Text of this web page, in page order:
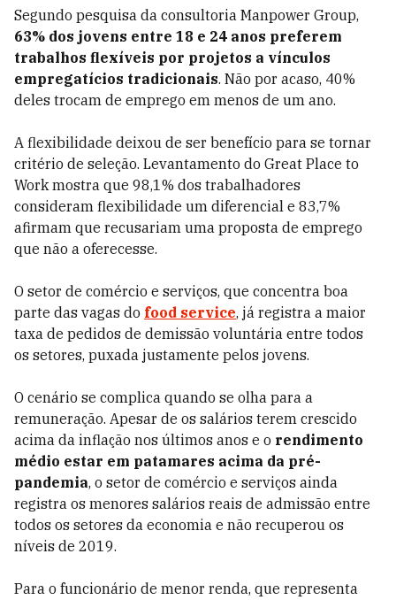
Segundo pesquisa da consultoria Manpower Group,
63% dos jovens entre 18 e 24 anos preferem
trabalhos flexíveis por projetos a vínculos
empregatícios tradicionais. Não por acaso, 40%
deles trocam de emprego em menos de um ano.
A flexibilidade deixou de ser benefício para se tornar
critério de seleção. Levantamento do Great Place to
Work mostra que 98,1% dos trabalhadores
consideram flexibilidade um diferencial e 83,7%
afirmam que recusariam uma proposta de emprego
que não a oferecesse.
O setor de comércio e serviços, que concentra boa
parte das vagas do food service, já registra a maior
taxa de pedidos de demissão voluntária entre todos
os setores, puxada justamente pelos jovens.
O cenário se complica quando se olha para a
remuneração. Apesar de os salários terem crescido
acima da inflação nos últimos anos e o rendimento
médio estar em patamares acima da pré-
pandemia, o setor de comércio e serviços ainda
registra os menores salários reais de admissão entre
todos os setores da economia e não recuperou os
níveis de 2019.
Para o funcionário de menor renda, que representa